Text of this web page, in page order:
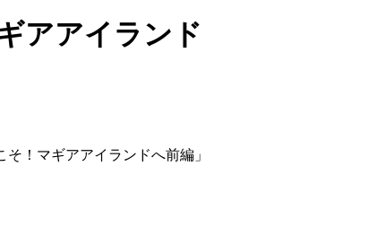
アアイランド
！マギアアイランドへ前編」